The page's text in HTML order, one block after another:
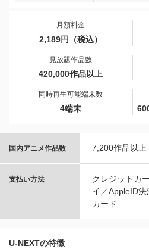
月額料金
2,189円（税込）
見放題作品数
420,000作品以上
同時再生可能端末数
4端末
国内アニメ作品数 7,200作品以上
支払い方法
クレジットカ
イ／AppleID
カード
U-NEXTの特徴